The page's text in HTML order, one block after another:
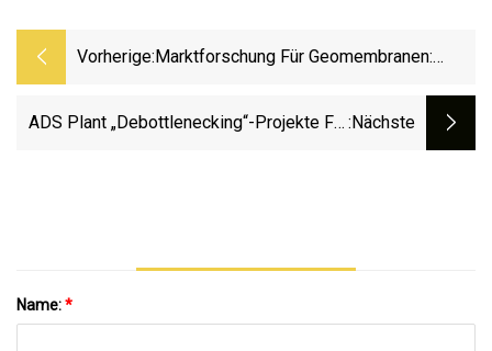
Vorherige: Marktforschung Für Geomembranen:
Geschäftsmöglichkeiten Bis 2032
ADS Plant „Debottlenecking“-Projekte Für :nächste
Name:*